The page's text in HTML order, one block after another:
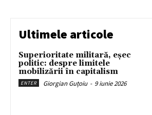
Ultimele articole
Superioritate militară, eșec
politic: despre limitele
mobilizării în capitalism
ENTER Giorgian Guțoiu - 9 iunie 2026